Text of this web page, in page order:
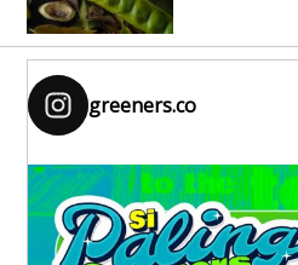
greeners.co